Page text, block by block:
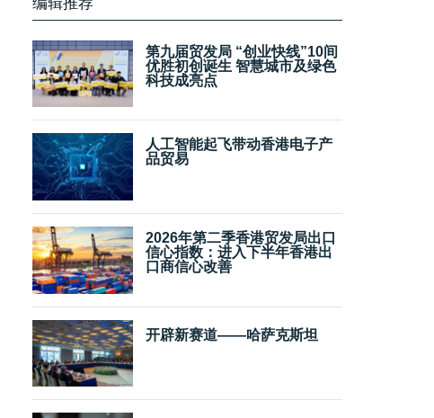
第九届贸发局 “创业快线”10间
优胜初创诞生 智慧城市及绿色
科技成亮点
人工智能起飞带动香港电子产
品贸易
2026年第二季香港贸发局出口
信心指数：进入下半年香港出
口商信心改善
开辟新赛道——哈萨克斯坦